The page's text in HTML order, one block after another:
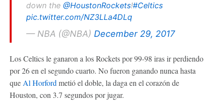
down the @HoustonRockets!#Celtics
pic.twitter.com/NZ3LLa4DLq
— NBA (@NBA) December 29, 2017
Los Celtics le ganaron a los Rockets por 99-98 iras ir perdiendo
por 26 en el segundo cuarto. No fueron ganando nunca hasta
queAl Horfordmetió el doble, la daga en el corazón de
Houston, con 3.7 segundos por jugar.